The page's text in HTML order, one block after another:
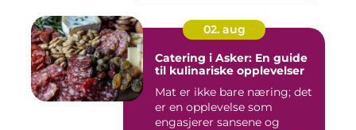
02. aug
Catering i Asker: En guide
til kulinariske opplevelser
Mat er ikke bare næring; det
er en opplevelse som
engasjerer sansene og